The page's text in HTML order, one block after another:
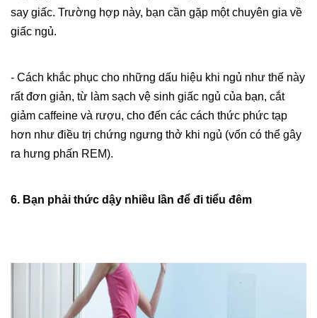
say giấc. Trường hợp này, bạn cần gặp một chuyên gia về
giấc ngủ.
- Cách khắc phục cho những dấu hiệu khi ngủ như thế này
rất đơn giản, từ làm sạch vệ sinh giấc ngủ của bạn, cắt
giảm caffeine và rượu, cho đến các cách thức phức tạp
hơn như điều trị chứng ngưng thở khi ngủ (vốn có thể gây
ra hưng phấn REM).
6. Bạn phải thức dậy nhiều lần để đi tiểu đêm